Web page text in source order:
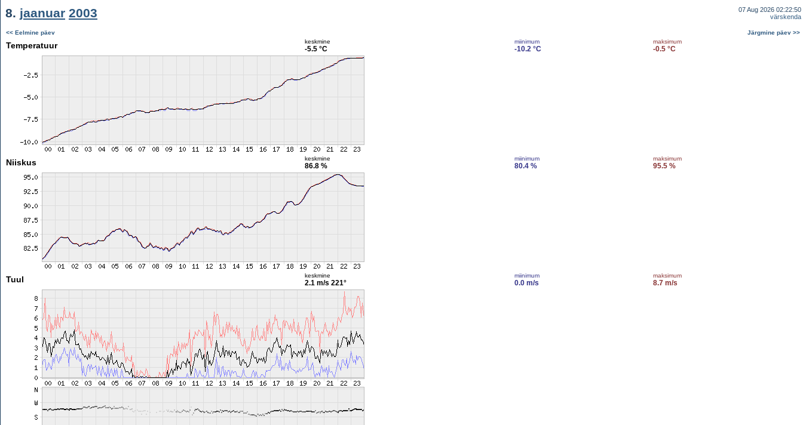
8. jaanuar 2003
07 Aug 2026 02:22:50
värskenda
<< Eelmine päev Järgmine päev >>
Temperatuur keskmine
-5.5 °C
miinimum
-10.2 °C
maksimum
-0.5 °C
Niiskus keskmine
86.8 %
miinimum
80.4 %
maksimum
95.5 %
Tuul keskmine
2.1 m/s 221°
miinimum
0.0 m/s
maksimum
8.7 m/s